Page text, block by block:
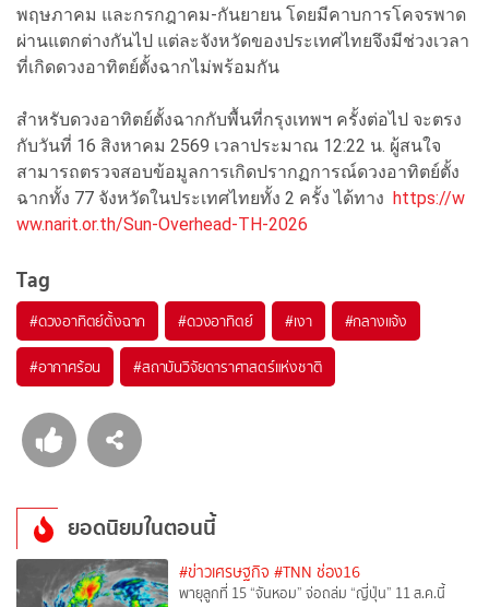
พฤษภาคม และกรกฎาคม-กันยายน โดยมีคาบการโคจรพาด
ผ่านแตกต่างกันไป แต่ละจังหวัดของประเทศไทยจึงมีช่วงเวลา
ที่เกิดดวงอาทิตย์ตั้งฉากไม่พร้อมกัน
สำหรับดวงอาทิตย์ตั้งฉากกับพื้นที่กรุงเทพฯ ครั้งต่อไป จะตรง
กับวันที่ 16 สิงหาคม 2569 เวลาประมาณ 12:22 น. ผู้สนใจ
สามารถตรวจสอบข้อมูลการเกิดปรากฏการณ์ดวงอาทิตย์ตั้ง
ฉากทั้ง 77 จังหวัดในประเทศไทยทั้ง 2 ครั้ง ได้ทาง https://w
ww.narit.or.th/Sun-Overhead-TH-2026
Tag
#ดวงอาทิตย์ตั้งฉาก #ดวงอาทิตย์ #เงา #กลางแจ้ง
#อากาศร้อน #สถาบันวิจัยดาราศาสตร์แห่งชาติ
ยอดนิยมในตอนนี้
#ข่าวเศรษฐกิจ #TNN ช่อง16
พายุลูกที่ 15 “จันหอม” จ่อถล่ม “ญี่ปุ่น” 11 ส.ค.นี้